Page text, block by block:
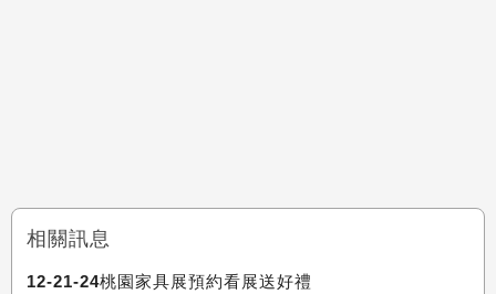
相關訊息
12-21-24桃園家具展預約看展送好禮